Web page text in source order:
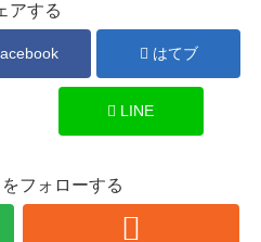
アする
はてブ
LINE
フォローする